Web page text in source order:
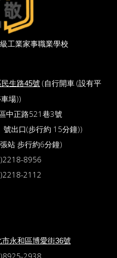
工業家事職業學校
生路45號 (自行開車 (設有平
場))
中正路521巷3號
號出口(步行約 15分鐘))
站 步行約6分鐘)
8956
2112
市永和區博愛街36號